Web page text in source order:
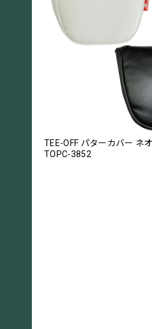
TEE-OFF パターカバー ネ
TOPC-3852